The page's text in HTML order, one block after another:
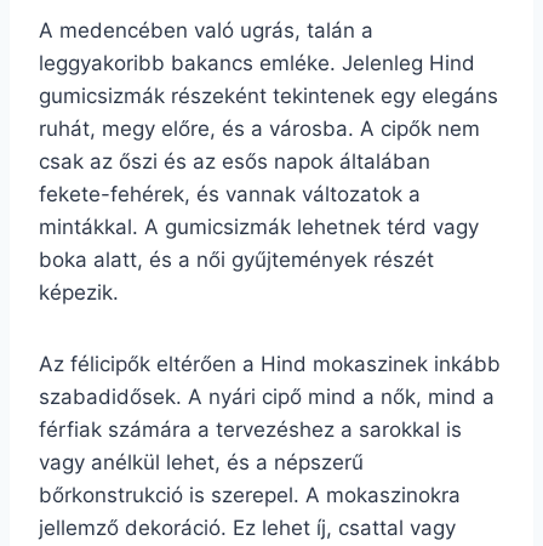
A medencében való ugrás, talán a
leggyakoribb bakancs emléke. Jelenleg Hind
gumicsizmák részeként tekintenek egy elegáns
ruhát, megy előre, és a városba. A cipők nem
csak az őszi és az esős napok általában
fekete-fehérek, és vannak változatok a
mintákkal. A gumicsizmák lehetnek térd vagy
boka alatt, és a női gyűjtemények részét
képezik.
Az félicipők eltérően a Hind mokaszinek inkább
szabadidősek. A nyári cipő mind a nők, mind a
férfiak számára a tervezéshez a sarokkal is
vagy anélkül lehet, és a népszerű
bőrkonstrukció is szerepel. A mokaszinokra
jellemző dekoráció. Ez lehet íj, csattal vagy